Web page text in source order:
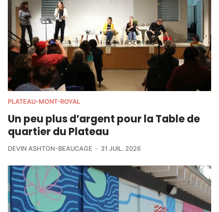
PLATEAU-MONT-ROYAL
Un peu plus d’argent pour la Table de
quartier du Plateau
DEVIN ASHTON-BEAUCAGE 31 JUIL. 2026